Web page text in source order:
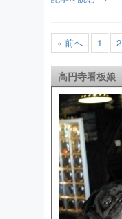
« 前へ 1 2
高円寺看板娘